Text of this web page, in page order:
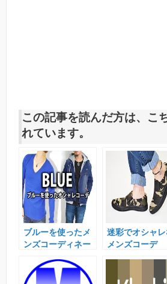
この記事を読んだ方は、こ
れています。
ブルーを使ったメ
ンズコーディネー
迷彩でオシャ
メンズコーデ